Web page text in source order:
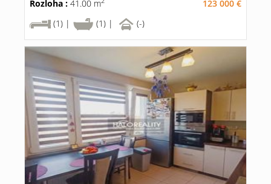
Rozloha : 41.00 m
123 000 €
(1) |
(1) | (-)